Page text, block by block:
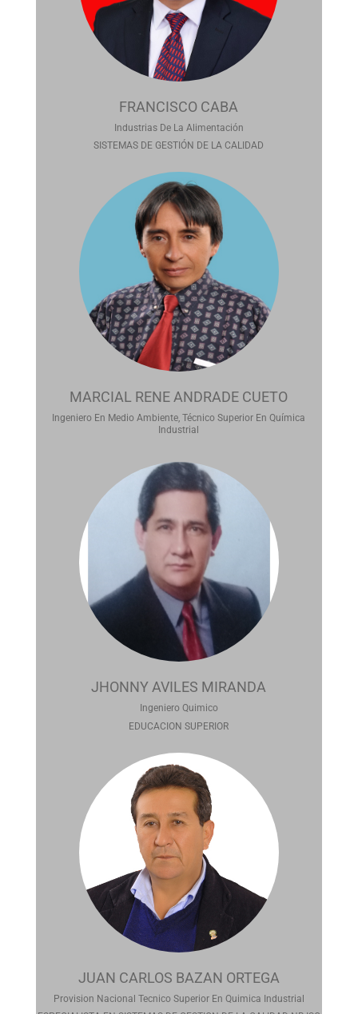
FRANCISCO CABA
Industrias De La Alimentación
SISTEMAS DE GESTIÓN DE LA CALIDAD
MARCIAL RENE ANDRADE CUETO
Ingeniero En Medio Ambiente, Técnico Superior En Química
Industrial
JHONNY AVILES MIRANDA
Ingeniero Quimico
EDUCACION SUPERIOR
JUAN CARLOS BAZAN ORTEGA
Provision Nacional Tecnico Superior En Quimica Industrial